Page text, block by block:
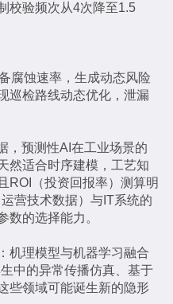
校验频次从4次降至1.5
腐蚀速率，生成动态风险
巡检路线动态优化，泄漏
，预测性AI在工业场景的
然适合时序建模，工艺知
ROI（投资回报率）测算明
营技术数据）与IT系统的
数的选择能力。
机理模型与机器学习融合
中的异常传播仿真、基于
些领域可能诞生新的隐形